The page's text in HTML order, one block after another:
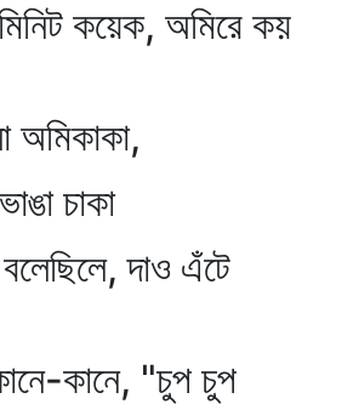
কয়েক, অমিরে কয়
চাকা
বলেছিলে, দাও এঁটে
কানে, "চুপ চুপ